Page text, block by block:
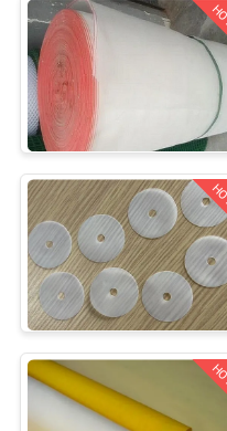
ΜΑΣ
ΕΛΆΤΕ
ΣΕ
ΕΠΑΦΉ
ΜΕ
ΖΗΤΉΣΤΕ
ΈΝΑ
ΑΠΌΣΠΑΣΜΑ
SITEMAP
Ύφασμα
μικρού
φίλτρου